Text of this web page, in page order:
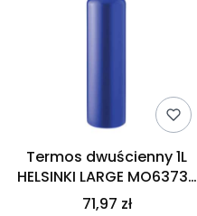
Termos dwuścienny 1L
HELSINKI LARGE MO6373-
04
71,97 zł